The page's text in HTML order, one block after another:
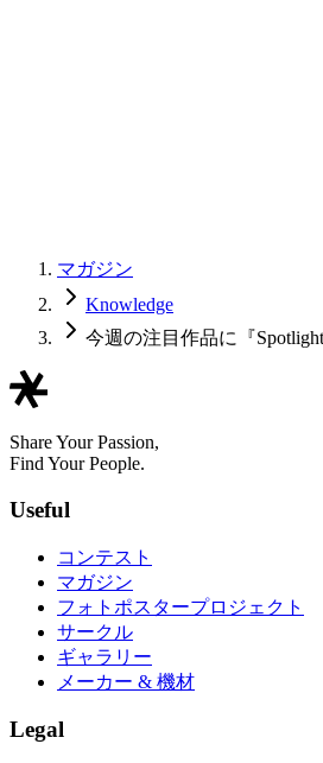
マガジン
Knowledge
今週の注目作品に『
Share Your Passion,
Find Your People.
Useful
コンテスト
マガジン
フォトポスタープロジェクト
サークル
ギャラリー
メーカー & 機材
Legal